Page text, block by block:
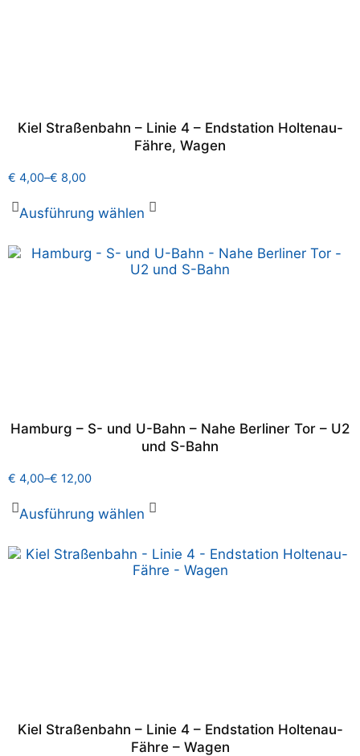
Kiel Straßenbahn – Linie 4 – Endstation Holtenau-
Fähre, Wagen
€ 4,00–€ 8,00
Ausführung wählen
Hamburg – S- und U-Bahn – Nahe Berliner Tor – U2
und S-Bahn
€ 4,00–€ 12,00
Ausführung wählen
Kiel Straßenbahn – Linie 4 – Endstation Holtenau-
Fähre – Wagen